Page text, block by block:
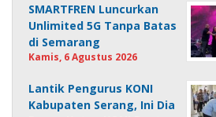
SMARTFREN Luncurkan
Unlimited 5G Tanpa Batas
di Semarang
Kamis, 6 Agustus 2026
Lantik Pengurus KONI
Kabupaten Serang, Ini Dia